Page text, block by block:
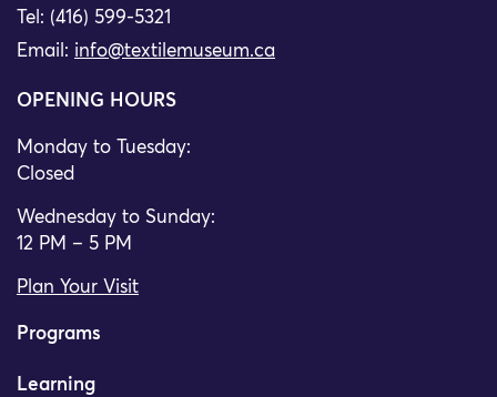
Tel: (416) 599-5321
Email: info@textilemuseum.ca
OPENING HOURS
Monday to Tuesday:
Closed
Wednesday to Sunday:
12 PM – 5 PM
Plan Your Visit
Programs
Learning